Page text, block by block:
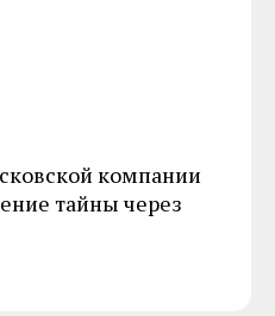
компании
тайны через